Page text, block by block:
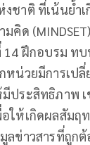
งชาติ ที่เน้นย้ำ
มคิด
ฝึกอบรม ทบ
หน่วยมีการเป
ประสิทธิภาพ เ
ให้เกิดผลสัมฤ
ลข่าวสารที่ถูก